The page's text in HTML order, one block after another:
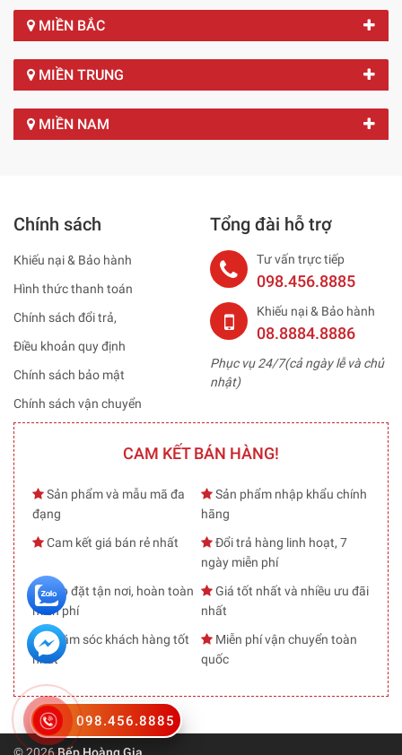
MIỀN BẮC
MIỀN TRUNG
MIỀN NAM
Chính sách
Khiếu nại & Bảo hành
Hình thức thanh toán
Chính sách đổi trả,
Điều khoản quy định
Chính sách bảo mật
Chính sách vận chuyển
Tổng đài hỗ trợ
Tư vấn trực tiếp
098.456.8885
Khiếu nại & Bảo hành
08.8884.8886
Phục vụ 24/7(cả ngày lễ và chủ
nhật)
CAM KẾT BÁN HÀNG!
Sản phẩm và mẫu mã đa
đạng
Sản phẩm nhập khẩu chính
hãng
Cam kết giá bán rẻ nhất
Đổi trả hàng linh hoạt, 7
ngày miễn phí
Lắp đặt tận nơi, hoàn toàn
miễn phí
Giá tốt nhất và nhiều ưu đãi
nhất
Chăm sóc khách hàng tốt
nhất
Miễn phí vận chuyển toàn
quốc
098.456.8885